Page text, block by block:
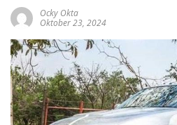
Ocky Okta
Oktober 23, 2024